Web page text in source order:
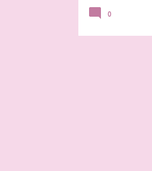
0